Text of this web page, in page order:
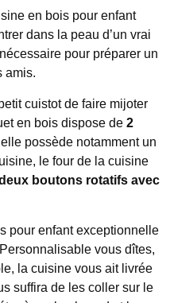
en bois pour enfant
dans la peau d’un vrai
pour préparer un
amis.
cuistot de faire mijoter
en bois dispose de 2
possède notamment un
le four de la cuisine
boutons rotatifs avec
pour enfant exceptionnelle
vous dîtes,
la cuisine vous ait livrée
suffira de les coller sur le